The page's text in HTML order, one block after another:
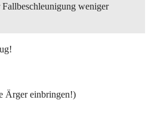
weniger
Ärger einbringen!)